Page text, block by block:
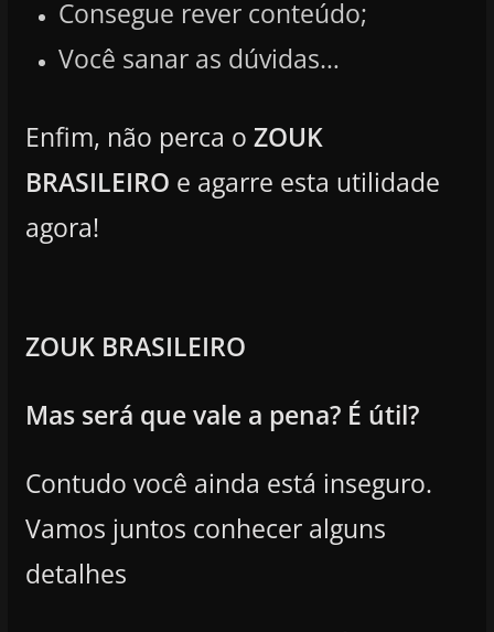
Consegue rever conteúdo;
Você sanar as dúvidas…
Enfim, não perca o ZOUK
BRASILEIRO e agarre esta utilidade
agora!
ZOUK BRASILEIRO
Mas será que vale a pena? É útil?
Contudo você ainda está inseguro.
Vamos juntos conhecer alguns
detalhes